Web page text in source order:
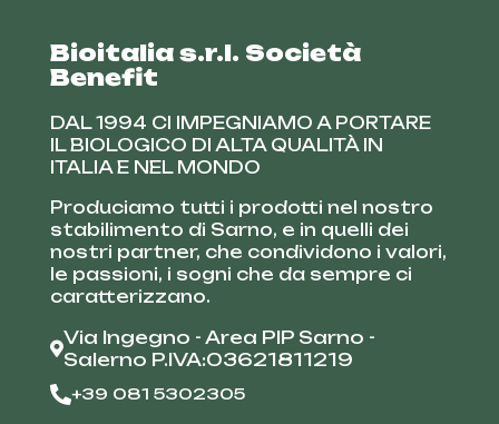
Bioitalia s.r.l. Società
Benefit
DAL 1994 CI IMPEGNIAMO A PORTARE
IL BIOLOGICO DI ALTA QUALITÀ IN
ITALIA E NEL MONDO
Produciamo tutti i prodotti nel nostro
stabilimento di Sarno, e in quelli dei
nostri partner, che condividono i valori,
le passioni, i sogni che da sempre ci
caratterizzano.
Via Ingegno - Area PIP Sarno -
Salerno P.IVA:03621811219
+39 081 5302305